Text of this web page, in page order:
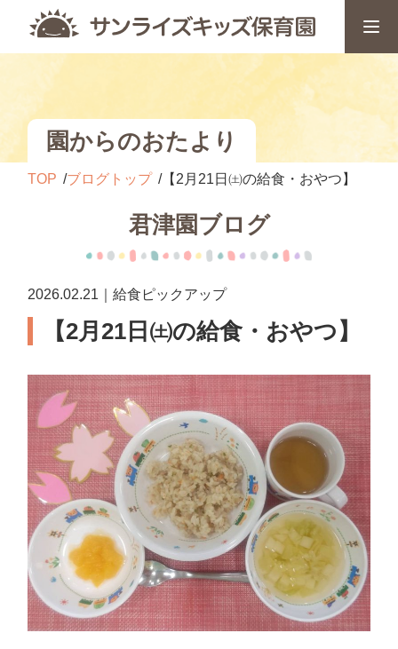
園からのおたより
TOP ブログトップ 【2月21日㈯の給食・おやつ】
君津園ブログ
2026.02.21｜給食ピックアップ
【2月21日㈯の給食・おやつ】